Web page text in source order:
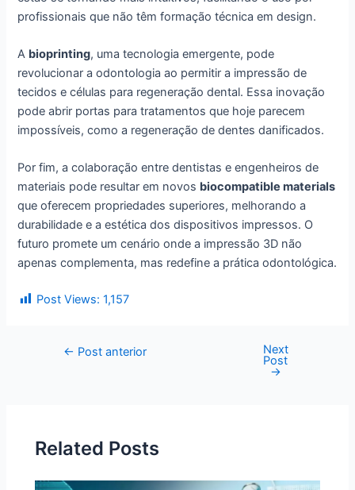
profissionais que não têm formação técnica em design.
A bioprinting, uma tecnologia emergente, pode
revolucionar a odontologia ao permitir a impressão de
tecidos e células para regeneração dental. Essa inovação
pode abrir portas para tratamentos que hoje parecem
impossíveis, como a regeneração de dentes danificados.
Por fim, a colaboração entre dentistas e engenheiros de
materiais pode resultar em novos biocompatible materials
que oferecem propriedades superiores, melhorando a
durabilidade e a estética dos dispositivos impressos. O
futuro promete um cenário onde a impressão 3D não
apenas complementa, mas redefine a prática odontológica.
Post Views: 1,157
← Post anterior Next
Post
→
Related Posts